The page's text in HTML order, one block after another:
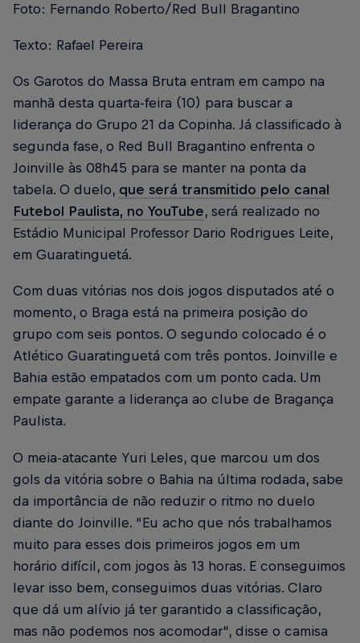
Foto: Fernando Roberto/Red Bull Bragantino
Texto: Rafael Pereira
Os Garotos do Massa Bruta entram em campo na
manhã desta quarta-feira (10) para buscar a
liderança do Grupo 21 da Copinha. Já classificado à
segunda fase, o Red Bull Bragantino enfrenta o
Joinville às 08h45 para se manter na ponta da
tabela. O duelo, que será transmitido pelo canal
Futebol Paulista, no YouTube, será realizado no
Estádio Municipal Professor Dario Rodrigues Leite,
em Guaratinguetá.
Com duas vitórias nos dois jogos disputados até o
momento, o Braga está na primeira posição do
grupo com seis pontos. O segundo colocado é o
Atlético Guaratinguetá com três pontos. Joinville e
Bahia estão empatados com um ponto cada. Um
empate garante a liderança ao clube de Bragança
Paulista.
O meia-atacante Yuri Leles, que marcou um dos
gols da vitória sobre o Bahia na última rodada, sabe
da importância de não reduzir o ritmo no duelo
diante do Joinville. “Eu acho que nós trabalhamos
muito para esses dois primeiros jogos em um
horário difícil, com jogos às 13 horas. E conseguimos
levar isso bem, conseguimos duas vitórias. Claro
que dá um alívio já ter garantido a classificação,
mas não podemos nos acomodar”, disse o camisa